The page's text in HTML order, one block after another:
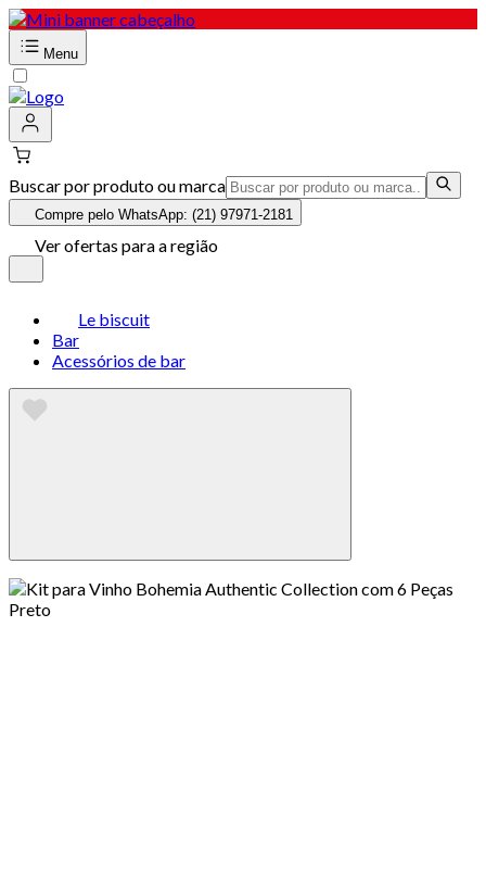
Menu
Buscar por produto ou marca
Compre pelo WhatsApp: (21) 97971-2181
Ver ofertas para a região
Le biscuit
Bar
Acessórios de bar